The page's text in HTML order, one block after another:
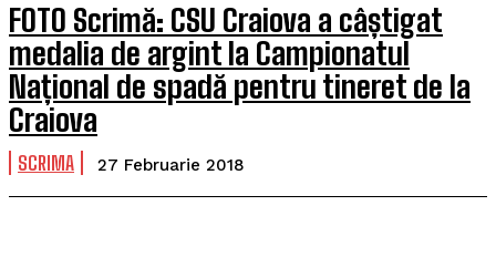
FOTO Scrimă: CSU Craiova a câștigat
medalia de argint la Campionatul
Național de spadă pentru tineret de la
Craiova
SCRIMA 27 Februarie 2018